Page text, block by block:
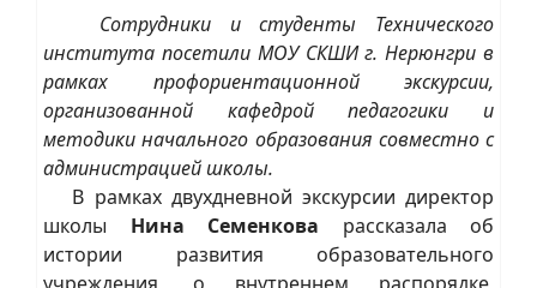
Сотрудники и студенты Технического
института посетили МОУ СКШИ г. Нерюнгри в
рамках профориентационной экскурсии,
организованной кафедрой педагогики и
методики начального образования совместно с
администрацией школы.
В рамках двухдневной экскурсии директор
школы Нина Семенкова рассказала об
истории развития образовательного